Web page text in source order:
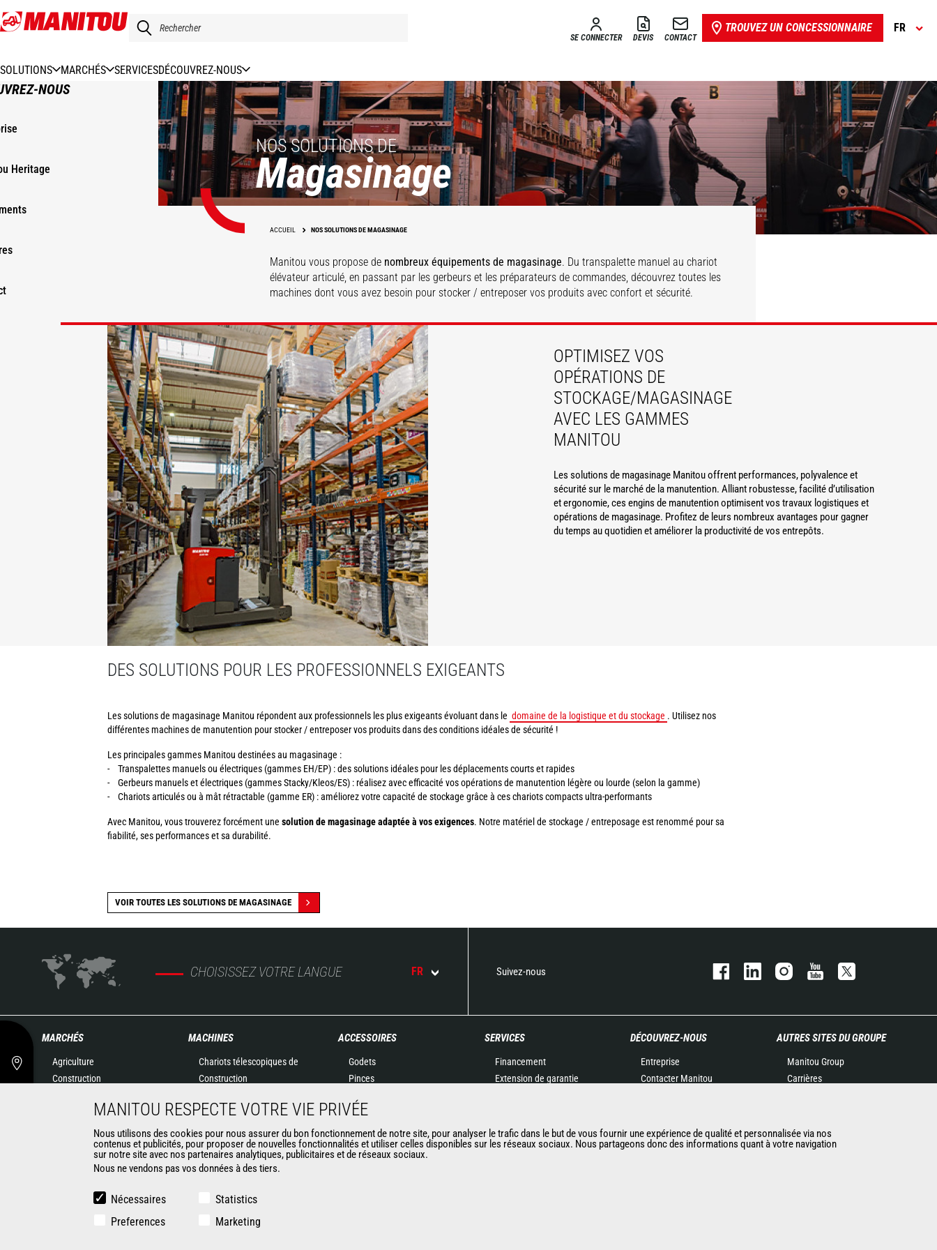
Aller
au
SE CONNECTER DEVIS CONTACT
TROUVEZ UN CONCESSIONNAIRE FR
SOLUTIONS MARCHÉS SERVICESDÉCOUVREZ-NOUS
NOUS
Heritage
NOS SOLUTIONS DE
Magasinage
ACCUEIL NOS SOLUTIONS DE MAGASINAGE
Manitou vous propose de nombreux équipements de magasinage. Du transpalette manuel au chariot
élévateur articulé, en passant par les gerbeurs et les préparateurs de commandes, découvrez toutes les
machines dont vous avez besoin pour stocker / entreposer vos produits avec confort et sécurité.
DÉCOUVRIR
ER
OPTIMISEZ VOS
OPÉRATIONS DE
STOCKAGE/MAGASINAGE
AVEC LES GAMMES
MANITOU
Les solutions de magasinage Manitou offrent performances, polyvalence et
sécurité sur le marché de la manutention. Alliant robustesse, facilité d’utilisation
et ergonomie, ces engins de manutention optimisent vos travaux logistiques et
opérations de magasinage. Profitez de leurs nombreux avantages pour gagner
du temps au quotidien et améliorer la productivité de vos entrepôts.
DES SOLUTIONS POUR LES PROFESSIONNELS EXIGEANTS
Les solutions de magasinage Manitou répondent aux professionnels les plus exigeants évoluant dans le domaine de la logistique et du stockage . Utilisez nos
différentes machines de manutention pour stocker / entreposer vos produits dans des conditions idéales de sécurité !
Les principales gammes Manitou destinées au magasinage :
- Transpalettes manuels ou électriques (gammes EH/EP) : des solutions idéales pour les déplacements courts et rapides
- Gerbeurs manuels et électriques (gammes Stacky/Kleos/ES) : réalisez avec efficacité vos opérations de manutention légère ou lourde (selon la gamme)
- Chariots articulés ou à mât rétractable (gamme ER) : améliorez votre capacité de stockage grâce à ces chariots compacts ultra-performants
Avec Manitou, vous trouverez forcément une solution de magasinage adaptée à vos exigences. Notre matériel de stockage / entreposage est renommé pour sa
fiabilité, ses performances et sa durabilité.
VOIR TOUTES LES SOLUTIONS DE MAGASINAGE
CHOISISSEZ VOTRE LANGUE FR Suivez-nous
MARCHÉS
Agriculture
Construction
Pétrole & gaz
Aéronautique
Environnement
Exploitation minière
MACHINES
Chariots télescopiques de
Construction
Agricoles
Chargeuses articulées
Nacelles élévatrices
Chariots embarqués
Chargeuses compactes
ACCESSOIRES
Godets
Pinces
Fourches et Grappins
Potences
Nacelles
SERVICES
Financement
Extension de garantie
Solutions connectées
Outil de Diagnostic
DÉCOUVREZ-NOUS
Entreprise
Contacter Manitou
données
Evénements
AUTRES SITES DU GROUPE
Manitou Group
Carrières
Gehl
Manitou Group
MANITOU RESPECTE VOTRE VIE PRIVÉE
Nous utilisons des cookies pour nous assurer du bon fonctionnement de notre site, pour analyser le trafic dans le but de vous fournir une expérience de qualité et personnalisée via nos
contenus et publicités, pour proposer de nouvelles fonctionnalités et utiliser celles disponibles sur les réseaux sociaux. Nous partageons donc des informations quant à votre navigation
sur notre site avec nos partenaires analytiques, publicitaires et de réseaux sociaux.
Nous ne vendons pas vos données à des tiers.
Nécessaires
Statistics
Preferences
Marketing